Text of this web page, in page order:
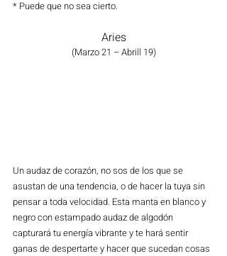
* Puede que no sea cierto.
Aries
(Marzo 21 – Abrill 19)
Un audaz de corazón, no sos de los que se
asustan de una tendencia, o de hacer la tuya sin
pensar a toda velocidad. Esta manta en blanco y
negro con estampado audaz de algodón
capturará tu energía vibrante y te hará sentir
ganas de despertarte y hacer que sucedan cosas